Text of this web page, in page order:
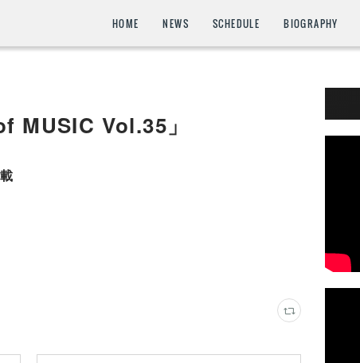
HOME NEWS SCHEDULE BIOGRAPHY
MUSIC Vol.35」